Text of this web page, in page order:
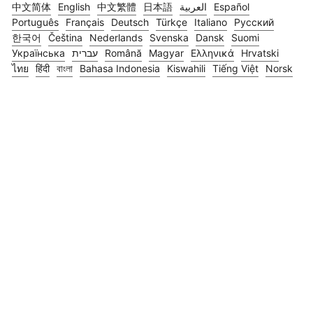
中文简体
English 中文繁體 日本語 العربية
Español
Português
Français Deutsch Türkçe Italiano
Русский
한국어
Čeština Nederlands Svenska Dansk
Suomi
Українська
עברית Română Magyar Ελληνικά
Hrvatski
ไทย
हिंदी বাংলা Bahasa Indonesia Kiswahili Tiếng Việt Norsk